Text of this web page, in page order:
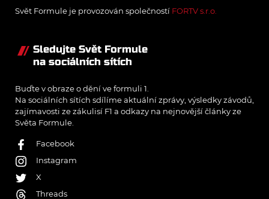
Svět Formule je provozován společností FORTV s.r.o.
Sledujte Svět Formule
na sociálních sítích
Buďte v obraze o dění ve formuli 1.
Na sociálních sítích sdílíme aktuální zprávy, výsledky závodů,
zajímavosti ze zákulisí F1 a odkazy na nejnovější články ze
Světa Formule.
Facebook
Instagram
X
Threads